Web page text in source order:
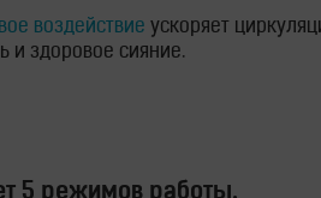
воздействие ускоряет
и здоровое сияние.
5 режимов работы.